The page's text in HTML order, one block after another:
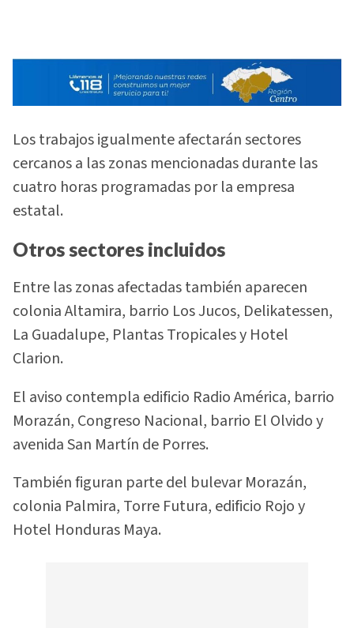
Los trabajos igualmente afectarán sectores
cercanos a las zonas mencionadas durante las
cuatro horas programadas por la empresa
estatal.
Otros sectores incluidos
Entre las zonas afectadas también aparecen
colonia Altamira, barrio Los Jucos, Delikatessen,
La Guadalupe, Plantas Tropicales y Hotel
Clarion.
El aviso contempla edificio Radio América, barrio
Morazán, Congreso Nacional, barrio El Olvido y
avenida San Martín de Porres.
También figuran parte del bulevar Morazán,
colonia Palmira, Torre Futura, edificio Rojo y
Hotel Honduras Maya.